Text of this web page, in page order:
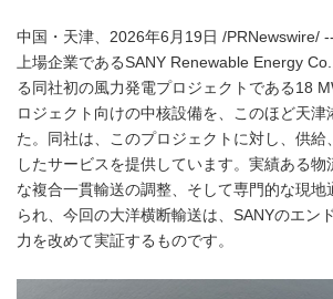
中国・天津、2026年6月19日 /PRNewswire/
上場企業であるSANY Renewable Energy
る同社初の風力発電プロジェクトである18
ロジェクト向けの中核設備を、このほど天津
た。同社は、このプロジェクトに対し、供給
したサービスを提供しています。実績ある物
な複合一貫輸送の調整、そして専門的な現地
られ、今回の大洋横断輸送は、SANYのエン
力を改めて実証するものです。